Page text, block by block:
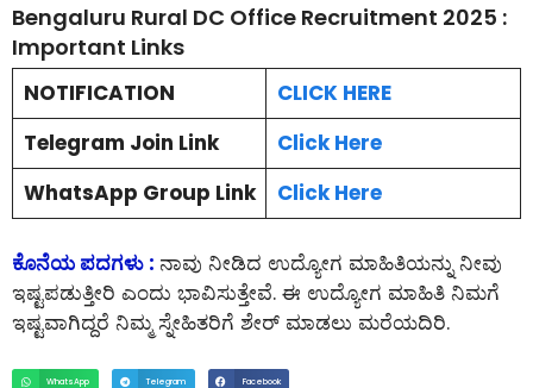
Bengaluru Rural DC Office Recruitment 2025 :
Important Links
NOTIFICATION
CLICK HERE
Telegram Join Link
Click Here
WhatsApp Group Link
Click Here
ಕೊನೆಯ ಪದಗಳು : ನಾವು ನೀಡಿದ ಉದ್ಯೋಗ ಮಾಹಿತಿಯನ್ನು ನೀವು
ಇಷ್ಟಪಡುತ್ತೀರಿ ಎಂದು ಭಾವಿಸುತ್ತೇವೆ. ಈ ಉದ್ಯೋಗ ಮಾಹಿತಿ ನಿಮಗೆ
ಇಷ್ಟವಾಗಿದ್ದರೆ ನಿಮ್ಮ ಸ್ನೇಹಿತರಿಗೆ ಶೇರ್ ಮಾಡಲು ಮರೆಯದಿರಿ.
WhatsApp Telegram Facebook